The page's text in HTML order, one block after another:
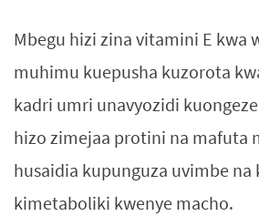
Mbegu hizi zina vitamini E kwa
muhimu kuepusha kuzorota
kadri umri unavyozidi
hizo zimejaa protini na mafuta
husaidia kupunguza uvimbe na
kimetaboliki kwenye macho.